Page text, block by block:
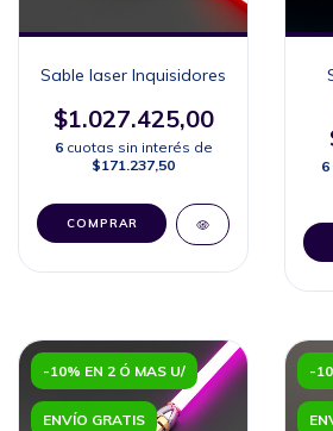
Sable laser Inquisidores
$1.027.425,00
6 cuotas sin interés de
$171.237,50
COMPRAR
6
-10% EN 2 Ó MAS U/
ENVÍO GRATIS
-